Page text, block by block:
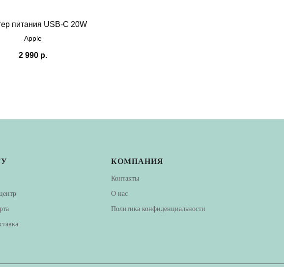
питания USB‑C 20W
Apple
2 990 р.
КОМПАНИЯ
Контакты
О нас
Политика конфиденциальности